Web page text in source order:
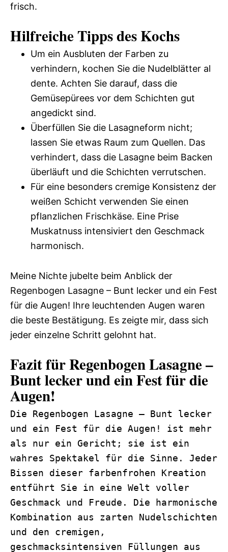
frisch.
Hilfreiche Tipps des Kochs
Um ein Ausbluten der Farben zu
verhindern, kochen Sie die Nudelblätter al
dente. Achten Sie darauf, dass die
Gemüsepürees vor dem Schichten gut
angedickt sind.
Überfüllen Sie die Lasagneform nicht;
lassen Sie etwas Raum zum Quellen. Das
verhindert, dass die Lasagne beim Backen
überläuft und die Schichten verrutschen.
Für eine besonders cremige Konsistenz der
weißen Schicht verwenden Sie einen
pflanzlichen Frischkäse. Eine Prise
Muskatnuss intensiviert den Geschmack
harmonisch.
Meine Nichte jubelte beim Anblick der
Regenbogen Lasagne – Bunt lecker und ein Fest
für die Augen! Ihre leuchtenden Augen waren
die beste Bestätigung. Es zeigte mir, dass sich
jeder einzelne Schritt gelohnt hat.
Fazit für Regenbogen Lasagne –
Bunt lecker und ein Fest für die
Augen!
Die Regenbogen Lasagne – Bunt lecker
und ein Fest für die Augen! ist mehr
als nur ein Gericht; sie ist ein
wahres Spektakel für die Sinne. Jeder
Bissen dieser farbenfrohen Kreation
entführt Sie in eine Welt voller
Geschmack und Freude. Die harmonische
Kombination aus zarten Nudelschichten
und den cremigen,
geschmacksintensiven Füllungen aus